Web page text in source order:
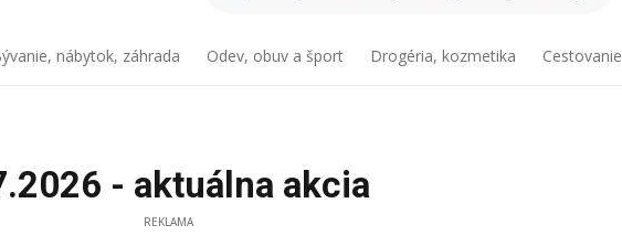
nábytok, záhrada Odev, obuv a šport Drogéria, kozmetika Cestovanie
- aktuálna akcia
REKLAMA